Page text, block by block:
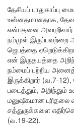
தேசியப் பாதுகாப்பு
உன்னதமானதாக,
என்பதனை அவரறிவார்
நம்முள் இருப்பவற்றை
ஜெபத்தை
என் இருதயத்தை
நம்மைப் பற்றிய
இருக்கிறார் (வ.7-
படைத்தும்,
மனுஷீகமான
சத்துருக்களை
(வ.19-22).